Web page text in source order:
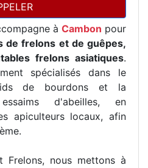
à Cambon pour
de frelons et de guêpes,
frelons asiatiques.
spécialisés dans le
de bourdons et la
d'abeilles, en
apiculteurs locaux, afin
Frelons, nous mettons à